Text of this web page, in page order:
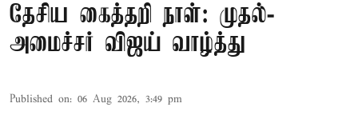
தேசிய கைத்தறி நாள்: முதல்-
அமைச்சர் விஜய் வாழ்த்து
Published on: 06 Aug 2026, 3:49 pm